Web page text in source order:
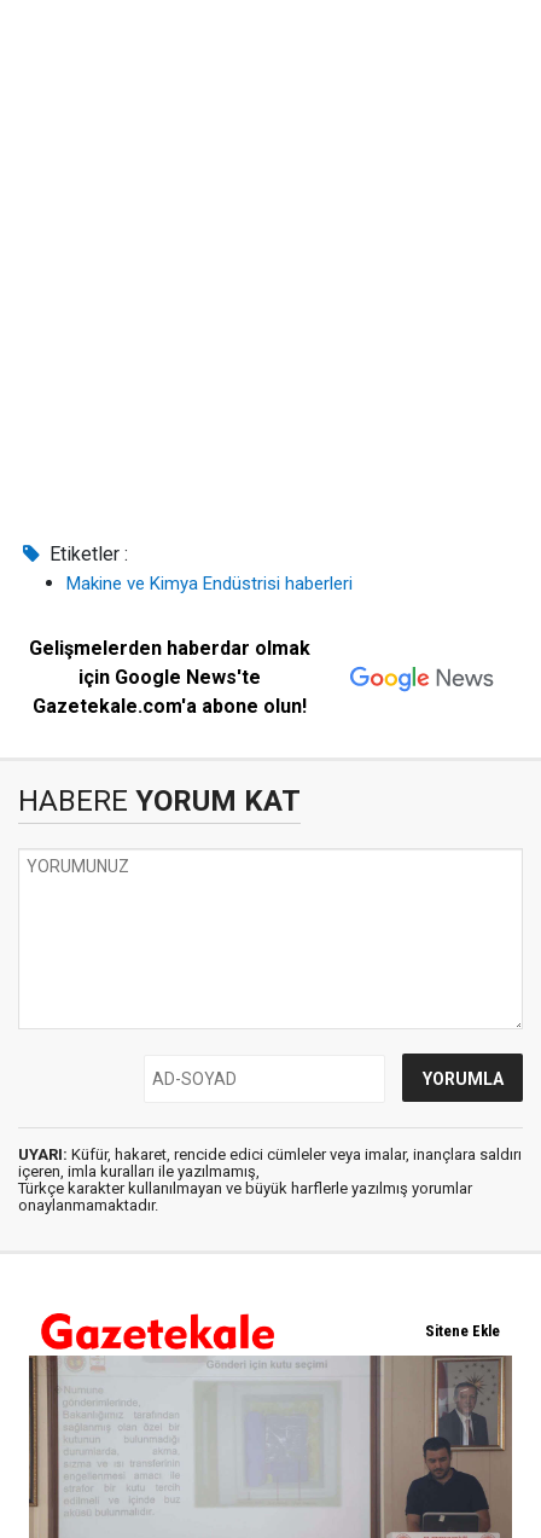
Etiketler :
Makine ve Kimya Endüstrisi haberleri
Gelişmelerden haberdar olmak
için Google News'te
Gazetekale.com'a abone olun!
HABERE YORUM KAT
UYARI: Küfür, hakaret, rencide edici cümleler veya imalar, inançlara saldırı
içeren, imla kuralları ile yazılmamış,
Türkçe karakter kullanılmayan ve büyük harflerle yazılmış yorumlar
onaylanmamaktadır.